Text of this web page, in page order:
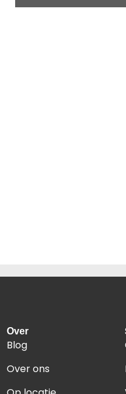
Over
Blog
Over ons